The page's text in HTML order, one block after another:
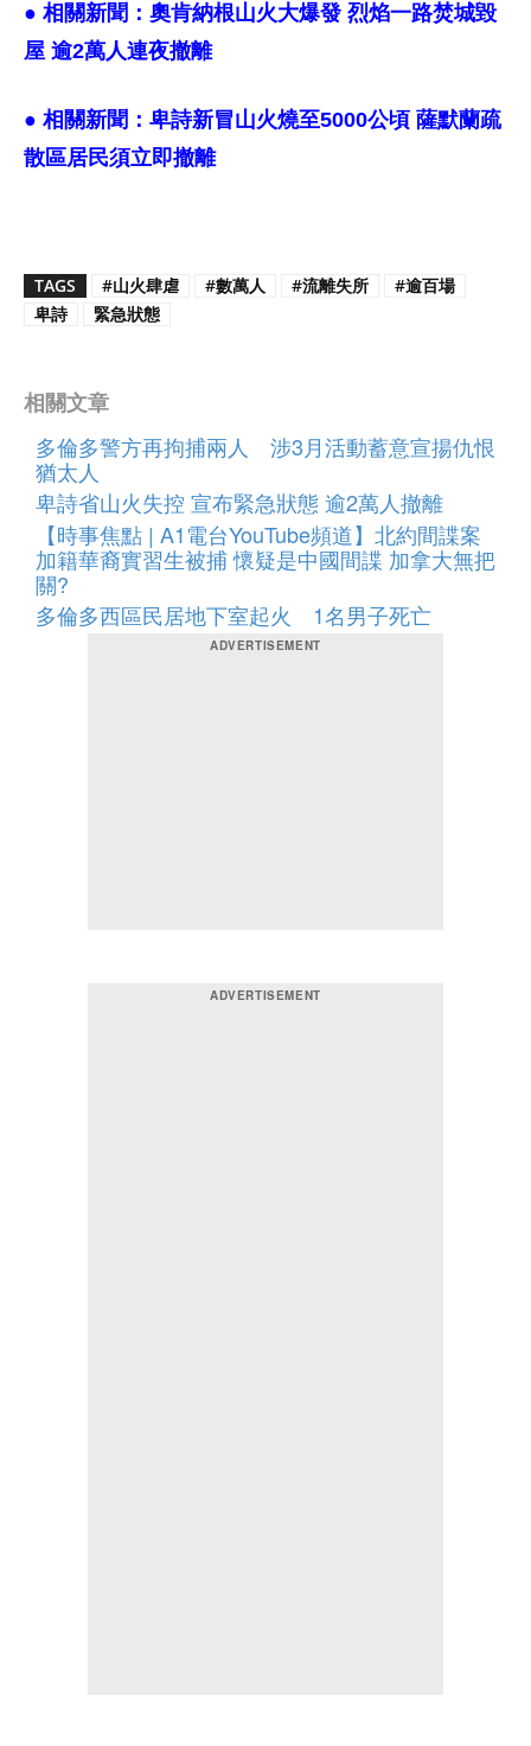
● 相關新聞： 奧肯納根山火大爆發 烈焰一路焚城毀
屋 逾2萬人連夜撤離
● 相關新聞： 卑詩新冒山火燒至5000公頃 薩默蘭疏
散區居民須立即撤離
TAGS #山火肆虐 #數萬人 #流離失所
#逾百場
卑詩
緊急狀態
相關文章
多倫多警方再拘捕兩人 涉3月活動蓄意宣揚仇恨
猶太人
卑詩省山火失控 宣布緊急狀態 逾2萬人撤離
【時事焦點 | A1電台YouTube頻道】北約間諜案
加籍華裔實習生被捕 懷疑是中國間諜 加拿大無把
關?
多倫多西區民居地下室起火 1名男子死亡